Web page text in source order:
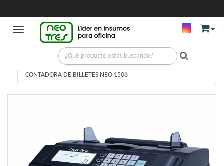
Toggle navigation
MAQUINAS DE OFICINAS/CONTADORA DE BILLETES
CONTADORA DE BILLETES NEO 1508